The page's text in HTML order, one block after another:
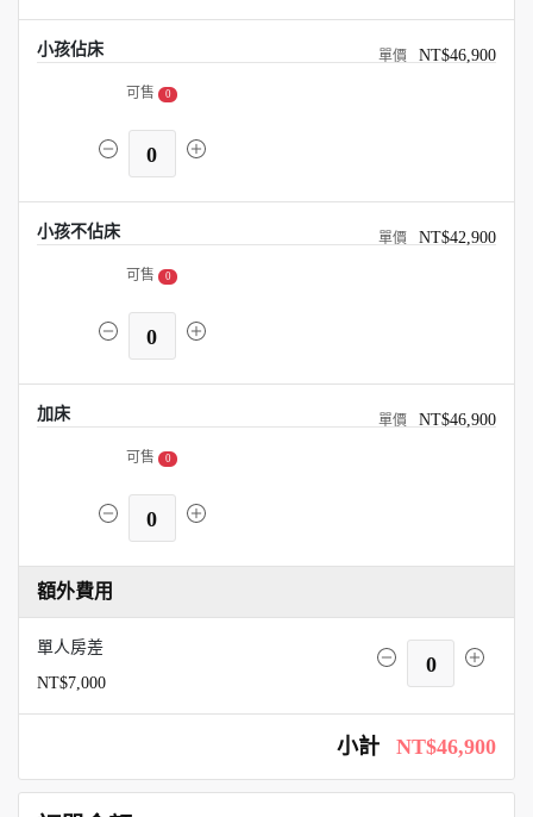
小孩佔床 NT$46,900
可售 0
0
小孩不佔床 NT$42,900
可售 0
0
加床 NT$46,900
可售 0
0
額外費用
單人房差
NT$7,000
0
小計 NT$46,900